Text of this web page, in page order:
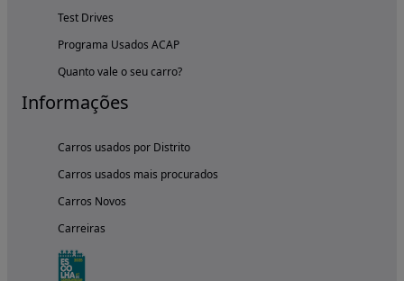
Test Drives
Programa Usados ACAP
Quanto vale o seu carro?
Informações
Carros usados por Distrito
Carros usados mais procurados
Carros Novos
Carreiras